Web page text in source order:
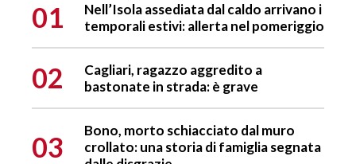
01
Nell’Isola assediata dal caldo arrivano i
temporali estivi: allerta nel pomeriggio
02
Cagliari, ragazzo aggredito a
bastonate in strada: è grave
03
Bono, morto schiacciato dal muro
crollato: una storia di famiglia segnata